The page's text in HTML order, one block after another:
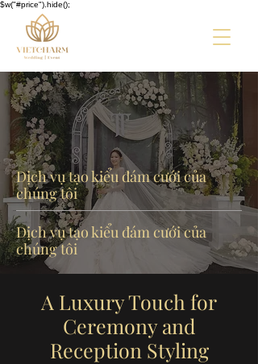
$w("#price").hide();
Dịch vụ tạo kiểu đám cưới của
chúng tôi
Dịch vụ tạo kiểu đám cưới của
chúng tôi
A Luxury Touch for
Ceremony and
Reception Styling